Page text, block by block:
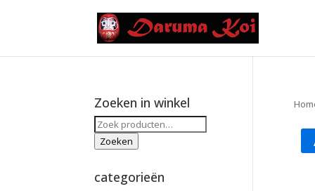
Zoeken in winkel
Zoeken
naar:
Zoeken
categorieën